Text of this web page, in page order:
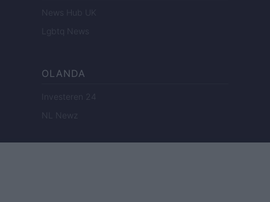
News Hub UK
Lgbtq News
OLANDA
Investeren 24
NL Newz